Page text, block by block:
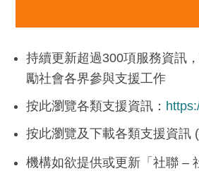
持續更新超過300項服務資訊
勵社會各界參與支援工作
按此瀏覽各類支援資訊：
按此瀏覽及下載各類支援資訊 (
機構如欲提供或更新「社聯 –